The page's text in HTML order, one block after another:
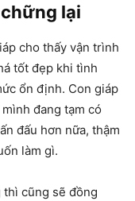
lại
cho thấy vận trình
tốt đẹp khi tình
ổn định. Con giáp
đang tạm có
đấu hơn nữa, thậm
làm gì.
thì cũng sẽ đồng